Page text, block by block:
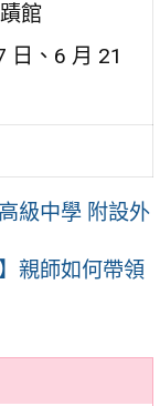
館
日、6 月 21
級中學 附設外
親師如何帶領